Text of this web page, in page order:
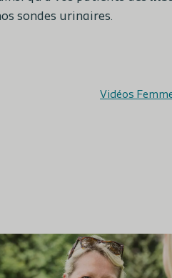
sondes urinaires.
Vidéos